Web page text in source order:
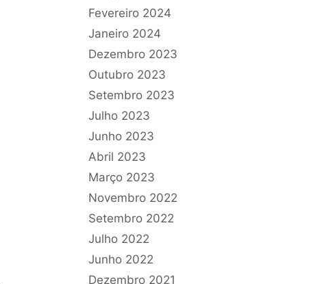
Fevereiro 2024
Janeiro 2024
Dezembro 2023
Outubro 2023
Setembro 2023
Julho 2023
Junho 2023
Abril 2023
Março 2023
Novembro 2022
Setembro 2022
Julho 2022
Junho 2022
Dezembro 2021